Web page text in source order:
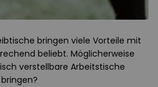
bringen viele Vorteile mit
beliebt. Möglicherweise
verstellbare Arbeitstische